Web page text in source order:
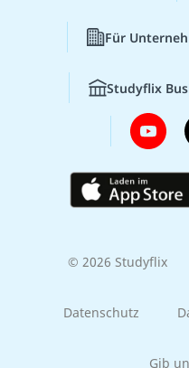
Für
Studyflix
© 2026 Studyflix
Datenschutz
Gib